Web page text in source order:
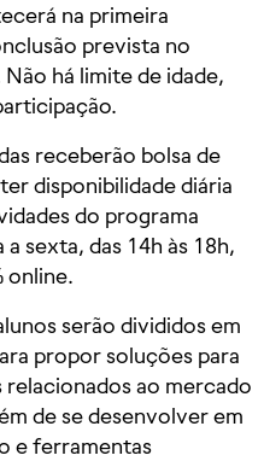
na primeira
prevista no
há limite de idade,
receberão bolsa de
disponibilidade diária
do programa
sexta, das 14h às 18h,
online.
serão divididos em
propor soluções para
ao mercado
de se desenvolver em
e ferramentas